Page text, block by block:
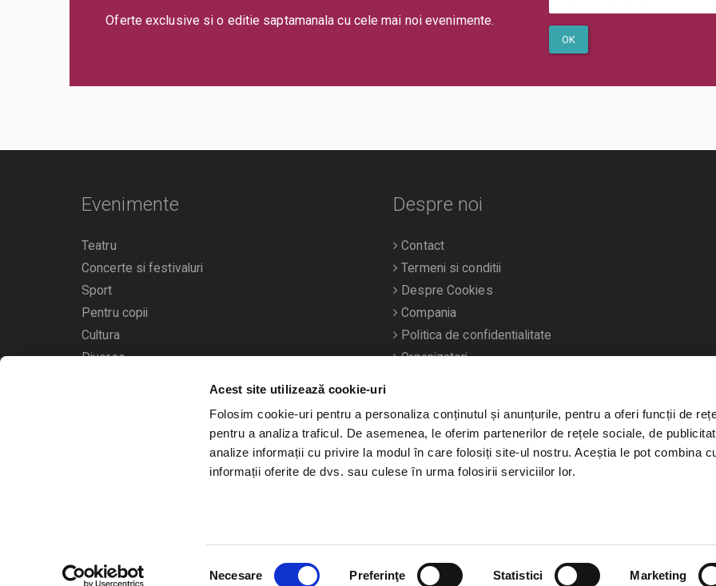
Acest site utilizează cookie-uri
Folosim cookie-uri pentru a personaliza conținutul și anunțurile, pentru a oferi funcții de
pentru a analiza traficul. De asemenea, le oferim partenerilor de rețele sociale, de
analize informații cu privire la modul în care folosiți site-ul nostru. Aceștia le pot combina
informații oferite de dvs. sau culese în urma folosirii serviciilor lor.
Necesare Preferinţe Statistici Marketing
Oferte exclusive si o editie saptamanala cu cele mai noi evenimente.
OK
Evenimente
Teatru
Concerte si festivaluri
Sport
Pentru copii
Cultura
Diverse
Calendarul evenimentelor
Despre noi
Contact
Termeni si conditii
Despre Cookies
Compania
Politica de confidentialitate
Organizatori
Bilete.ro
A.N.P.C.
O.D.R.